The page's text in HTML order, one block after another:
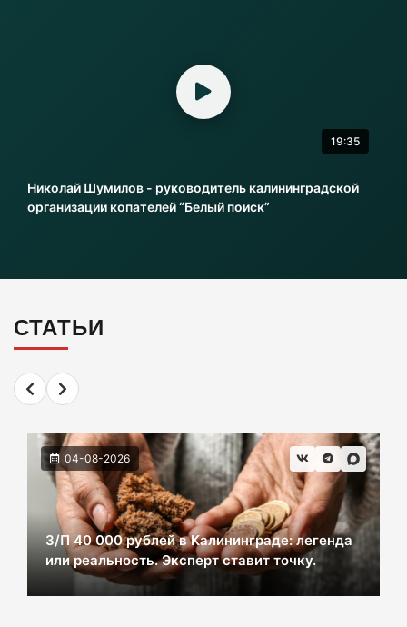
Литовский шпион осужден в Калининграде
06-08-2026
700 млн рублей
В Черняховске из реки достали тело
женщины. Следком проводит проверку.
06-08-2026
В центре Зеленоградска уже неделю
красуется фекальная лужа
19:35
Николай Шумилов - руководитель калининградской
организации копателей “Белый поиск”
СТАТЬИ
04-08-2026
З/П 40 000 рублей в Калининграде: легенда
или реальность. Эксперт ставит точку.